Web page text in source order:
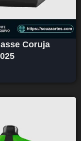
Coruja